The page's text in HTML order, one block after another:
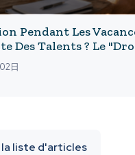
Pendant Les
Des Talents ? Le
En Question Pour
日
la liste d'articles